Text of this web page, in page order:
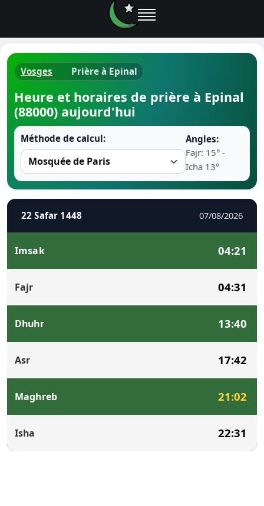
Horaires
Ramadan
Comment
Vosges Prière à Epinal
Heure et horaires de prière à Epinal
(88000) aujourd'hui
Méthode de calcul:
Angles:
Fajr: 15° -
Icha 13°
22 Safar 1448 07/08/2026
Imsak 04:21
Fajr 04:31
Dhuhr 13:40
Asr 17:42
Maghreb 21:02
Isha 22:31